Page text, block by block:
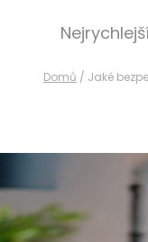
Domů / Jaké